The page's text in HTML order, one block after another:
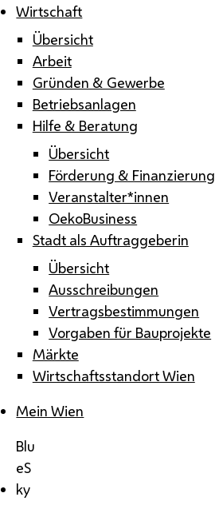
Wirtschaft
Übersicht
Arbeit
Gründen & Gewerbe
Betriebsanlagen
Hilfe & Beratung
Übersicht
Förderung & Finanzierung
Veranstalter*innen
OekoBusiness
Stadt als Auftraggeberin
Übersicht
Ausschreibungen
Vertragsbestimmungen
Vorgaben für Bauprojekte
Märkte
Wirtschaftsstandort Wien
Mein Wien
Blu
eS
ky